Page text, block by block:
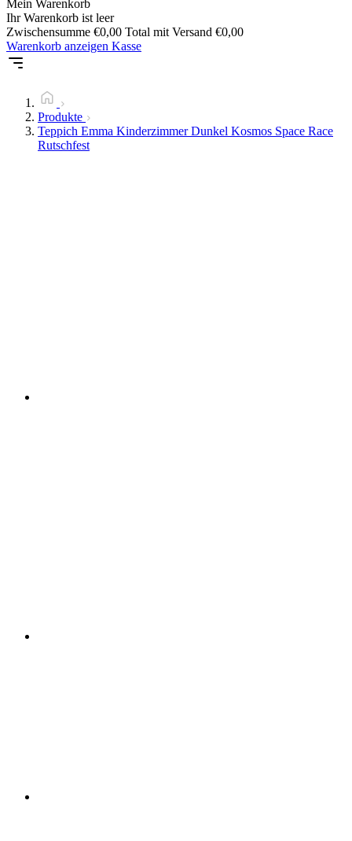
Mein Warenkorb
Ihr Warenkorb ist leer
Zwischensumme €0,00 Total mit Versand €0,00
Warenkorb anzeigen Kasse
Produkte
Teppich Emma Kinderzimmer Dunkel Kosmos Space Race
Rutschfest